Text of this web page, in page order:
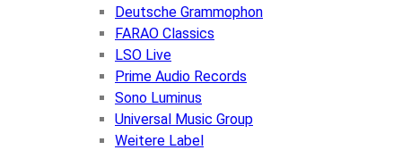
Deutsche Grammophon
FARAO Classics
LSO Live
Prime Audio Records
Sono Luminus
Universal Music Group
Weitere Label